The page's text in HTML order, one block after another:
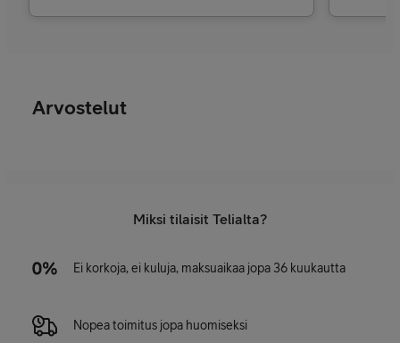
Arvostelut
Miksi tilaisit Telialta?
Ei korkoja, ei kuluja, maksuaikaa jopa 36 kuukautta
Nopea toimitus jopa huomiseksi